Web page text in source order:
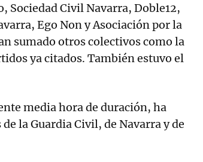
Sociedad Civil Navarra, Doble12,
Ego Non y Asociación por la
sumado otros colectivos como la
ya citados. También estuvo el
media hora de duración, ha
la Guardia Civil, de Navarra y de